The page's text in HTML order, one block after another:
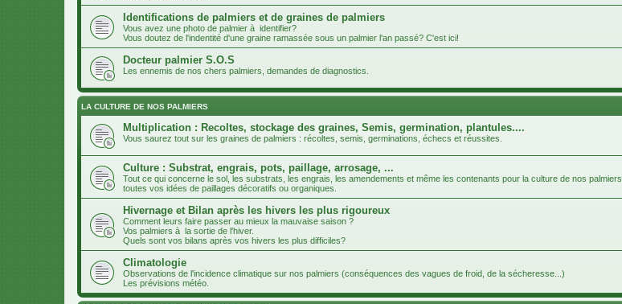
Identifications de palmiers et de graines de palmiers
Vous avez une photo de palmier à identifier?
Vous doutez de l'indentité d'une graine ramassée sous un palmier l'an passé? C'est ici!
Docteur palmier S.O.S
Les ennemis de nos chers palmiers, demandes de diagnostics.
LA CULTURE DE NOS PALMIERS
Multiplication : Recoltes, stockage des graines, Semis, germination, plantules....
Vous saurez tout sur les graines de palmiers : récoltes, semis, germinations, échecs et réussites.
Culture : Substrat, engrais, pots, paillage, arrosage, ...
Tout ce qui concerne le sol, les substrats, les engrais, les amendements et même les contenants pour la culture de nos palmiers,
toutes vos idées de paillages décoratifs ou organiques.
Hivernage et Bilan après les hivers les plus rigoureux
Comment leurs faire passer au mieux la mauvaise saison ?
Vos palmiers à la sortie de l'hiver.
Quels sont vos bilans après vos hivers les plus difficiles?
Climatologie
Observations de l'incidence climatique sur nos palmiers (conséquences des vagues de froid, de la sécheresse...)
Les prévisions météo.